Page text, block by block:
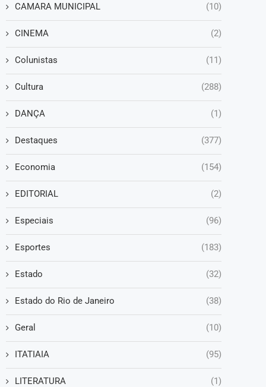
CAMARA MUNICIPAL (10)
CINEMA (2)
Colunistas (11)
Cultura (288)
DANÇA (1)
Destaques (377)
Economia (154)
EDITORIAL (2)
Especiais (96)
Esportes (183)
Estado (32)
Estado do Rio de Janeiro (38)
Geral (10)
ITATIAIA (95)
LITERATURA (1)